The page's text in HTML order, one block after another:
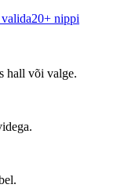
20+ nippi
hall või valge.